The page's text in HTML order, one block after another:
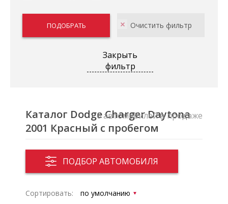
Закрыть
фильтр
Каталог Dodge Charger Daytona
2001 Красный с пробегом
ПОДБОР АВТОМОБИЛЯ
0 автомобилей в продаже
Сортировать: